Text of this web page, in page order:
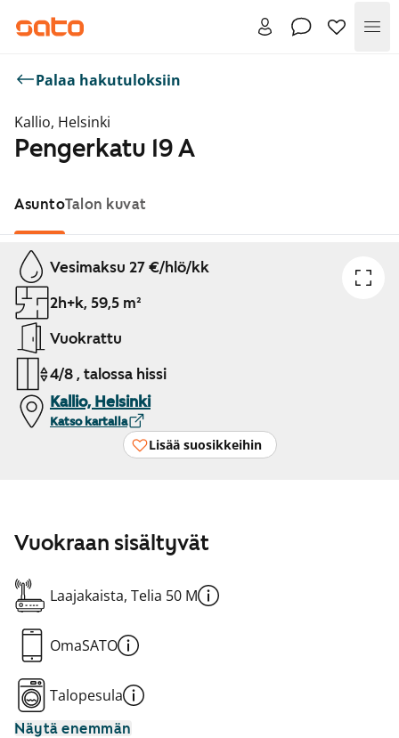
Palaa hakutuloksiin
Kallio, Helsinki
Pengerkatu 19 A
AsuntoTalon kuvat
Näytetään dia 1 / 1
Vesimaksu 27 €/hlö/kk
2h+k, 59,5 m²
Vuokrattu
4/8 , talossa hissi
Kallio, Helsinki
Katso kartalla
Lisää suosikkeihin
Vuokraan sisältyvät
Laajakaista, Telia 50 M
OmaSATO
Talopesula
Näytä enemmän